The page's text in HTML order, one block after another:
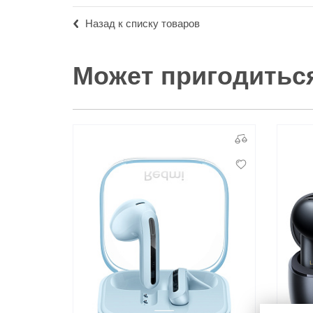
Назад к списку товаров
Может